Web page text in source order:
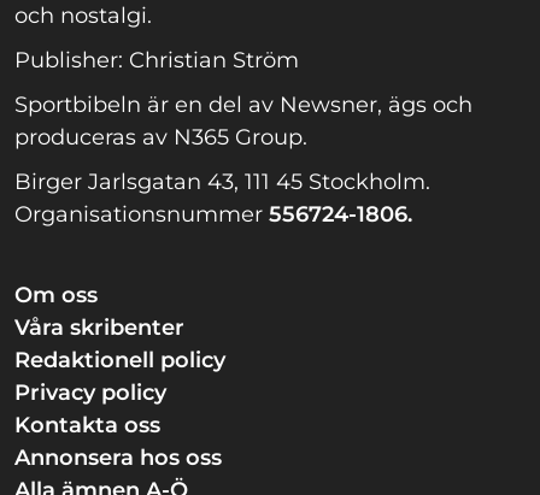
och nostalgi.
Publisher: Christian Ström
Sportbibeln är en del av Newsner, ägs och
produceras av N365 Group.
Birger Jarlsgatan 43, 111 45 Stockholm.
Organisationsnummer 556724-1806.
Om oss
Våra skribenter
Redaktionell policy
Privacy policy
Kontakta oss
Annonsera hos oss